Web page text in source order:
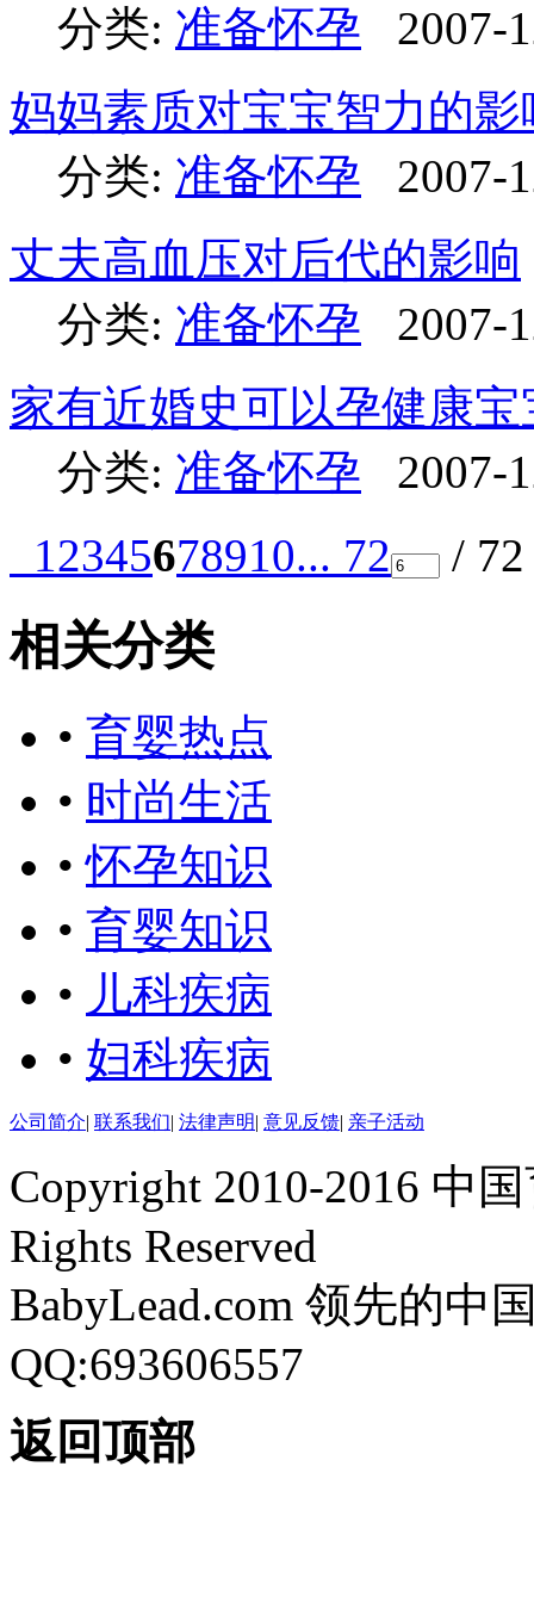
分类: 准备怀孕
2007-
妈妈素质对宝宝智力的影
分类: 准备怀孕
2007-
丈夫高血压对后代的影响
分类: 准备怀孕
2007-
家有近婚史可以孕健康宝
分类: 准备怀孕
2007-
12345678910... 72 /
相关分类
• 育婴热点
• 时尚生活
•怀孕知识
• 育婴知识
• 儿科疾病
• 妇科疾病
公司简介| 联系我们| 法律声明| 意见反馈| 亲子活动
Copyright 2010-2016 中
Rights Reserved
BabyLead.com 领先的中
QQ:693606557
返回顶部